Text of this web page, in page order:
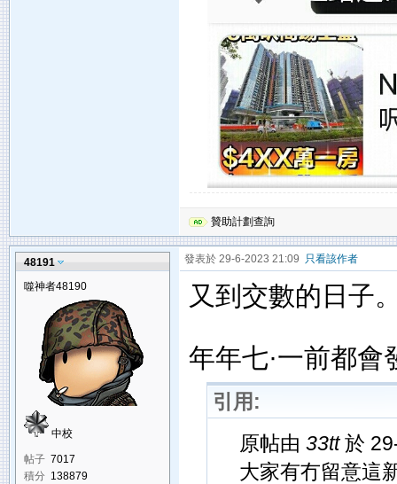
贊助計劃查詢
48191
噬神者48190
中校
帖子 7017
積分 138879
發表於 29-6-2023 21:09 只看該作者
又到交數的日子
年年七·一前都會
引用:
原帖由 33tt於
大家有冇留意這